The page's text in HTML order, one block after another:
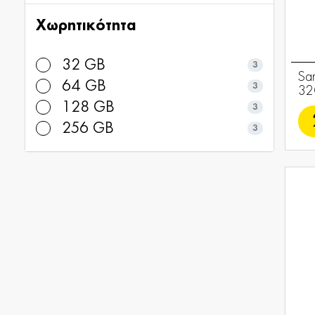
Χωρητικότητα
32 GB 3
64 GB 3
128 GB 3
256 GB 3